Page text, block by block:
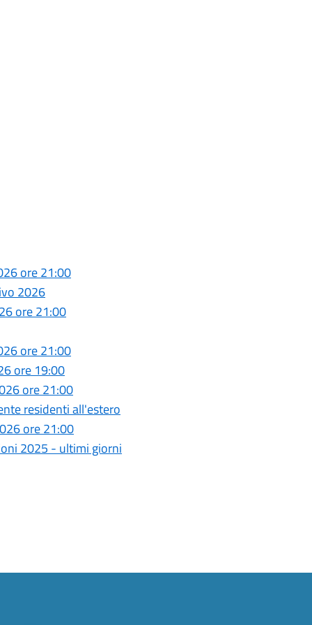
ore 21:00
2026
ore 21:00
ore 21:00
ore 19:00
ore 21:00
residenti all'estero
ore 21:00
2025 - ultimi giorni